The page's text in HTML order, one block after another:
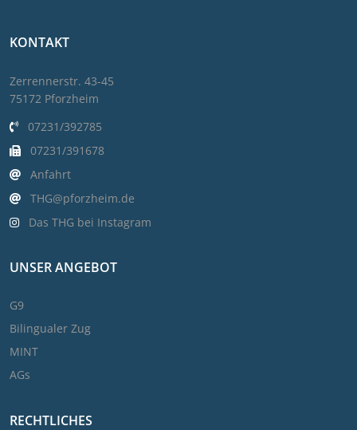
KONTAKT
Zerrennerstr. 43-45
75172 Pforzheim
07231/392785
07231/391678
Anfahrt
THG@pforzheim.de
Das THG bei Instagram
UNSER ANGEBOT
G9
Bilingualer Zug
MINT
AGs
RECHTLICHES